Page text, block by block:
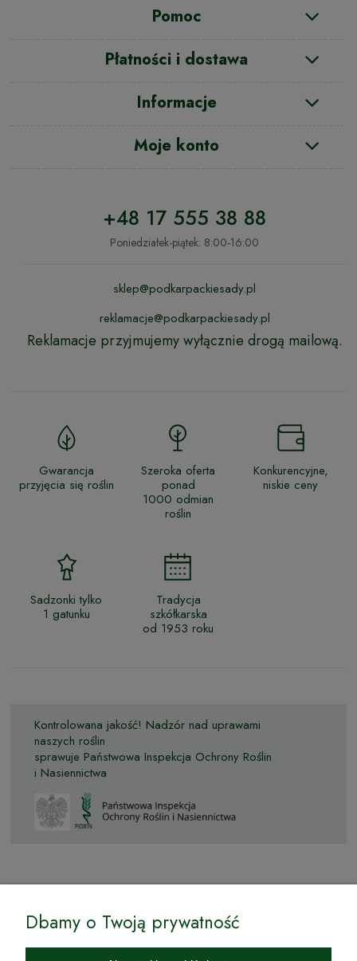
Pomoc
Płatności i dostawa
Informacje
Moje konto
+48 17 555 38 88
Poniedziałek-piątek: 8:00-16:00
sklep@podkarpackiesady.pl
reklamacje@podkarpackiesady.pl
Reklamacje przyjmujemy wyłącznie drogą mailową.
Gwarancja
przyjęcia się roślin
Szeroka oferta
ponad
1000 odmian
roślin
Konkurencyjne,
niskie ceny
Sadzonki tylko
1 gatunku
Tradycja
szkółkarska
od 1953 roku
Kontrolowana jakość! Nadzór nad uprawami
naszych roślin
sprawuje Państwowa Inspekcja Ochrony Roślin
i Nasiennictwa
Internetowy Sklep Ogrodniczy Podkarpackie Sady to inicjatywa
Dbamy o Twoją prywatność